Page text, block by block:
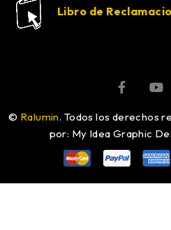
Libro de
© Ralumin. Todos los derechos
por: My Idea Graphic